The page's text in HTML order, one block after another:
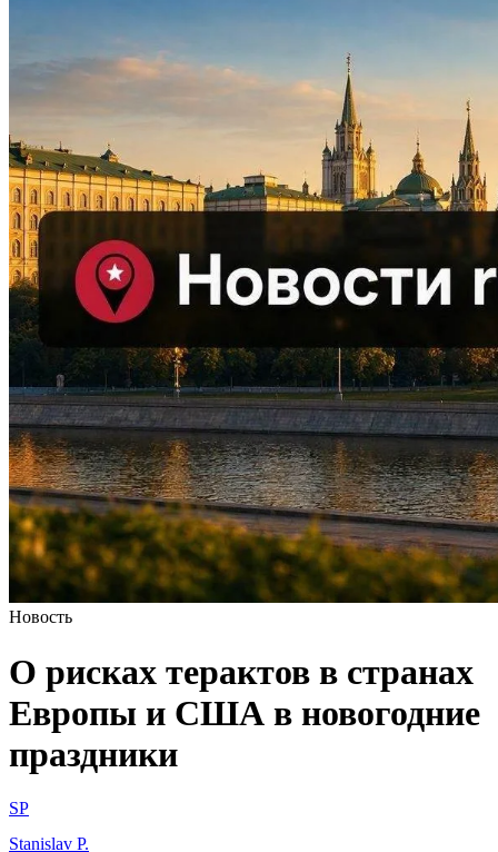
Новость
О рисках терактов в странах
Европы и США в новогодние
праздники
SP
Stanislav P.